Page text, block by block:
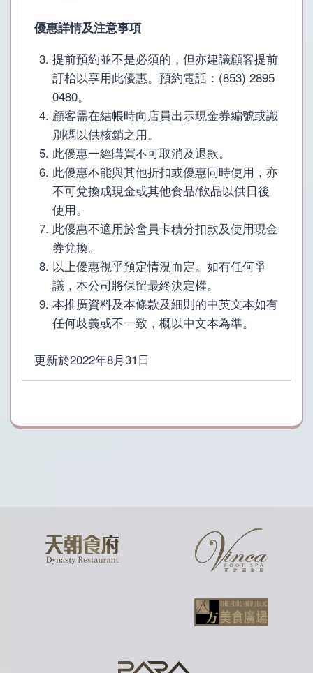
優惠詳情及注意事項
提前預約並不是必須的，但亦建議顧客提前
訂枱以享用此優惠。預約電話：(853) 2895
0480。
顧客需在結帳時向店員出示現金券編號或識
別碼以供核銷之用。
此優惠一經購買不可取消及退款。
此優惠不能與其他折扣或優惠同時使用，亦
不可兌換成現金或其他食品/飲品以供日後
使用。
此優惠不適用於會員卡積分扣款及使用現金
券兌換。
以上優惠視乎預定情況而定。如有任何爭
議，本公司將保留最終決定權。
本推廣資料及本條款及細則的中英文本如有
任何歧義或不一致，概以中文本為準。
更新於2022年8月31日